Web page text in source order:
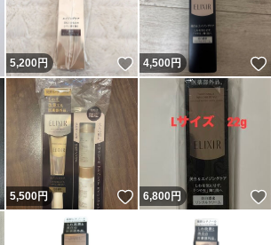
いいね！
5,200円 いいね！
4,500円
いいね！
5,500円 いいね！
6,800円